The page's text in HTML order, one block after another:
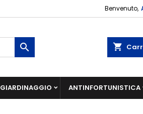
Benvenuto,
shopping_cart

GIARDINAGGIO ANTINFORTUNISTICA